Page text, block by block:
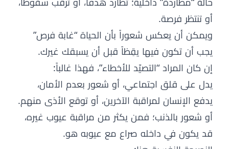
أو تنتظر فرصة.
ويمكن أن يعكس شعوراً بأن الحياة “غابة فرص”
يجب أن تكون فيها يقِظاً قبل أن يسبقك غيرك.
إن كان المراد “التصيّد للأخطاء”، فهذا غالباً:
يدل على قلق اجتماعي، أو شعور بعدم الأمان،
يدفع الإنسان لمراقبة الآخرين، أو توقع الأذى منهم.
أو شعور بالذنب؛ فمن يكثر من مراقبة عيوب غيره،
قد يكون في داخله صراع مع عيوبه هو.